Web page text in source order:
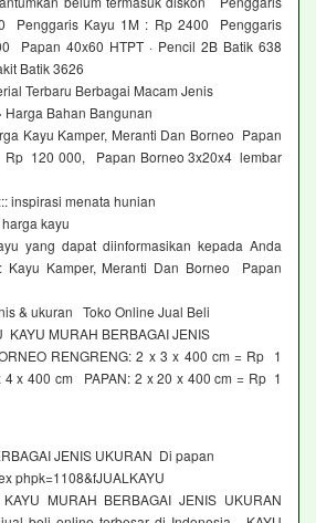
Penggaris Kayu 1M : Rp 2400 Penggaris
Papan 40x60 HTPT · Pencil 2B Batik 638
Batik 3626
Terbaru Berbagai Macam Jenis
Harga Bahan Bangunan
Kayu Kamper, Meranti Dan Borneo Papan
Rp 120 000, Papan Borneo 3x20x4 lembar
inspirasi menata hunian
kayu
yang dapat diinformasikan kepada Anda
Kayu Kamper, Meranti Dan Borneo Papan
& ukuran Toko Online Jual Beli
KAYU MURAH BERBAGAI JENIS
RENGRENG: 2 x 3 x 400 cm = Rp 1
x 400 cm PAPAN: 2 x 20 x 400 cm = Rp 1
JENIS UKURAN Di papan
phpk=1108&fJUALKAYU
MURAH BERBAGAI JENIS UKURAN